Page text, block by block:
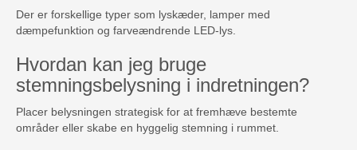
Der er forskellige typer som lyskæder, lamper med
dæmpefunktion og farveændrende LED-lys.
Hvordan kan jeg bruge
stemningsbelysning i indretningen?
Placer belysningen strategisk for at fremhæve bestemte
områder eller skabe en hyggelig stemning i rummet.